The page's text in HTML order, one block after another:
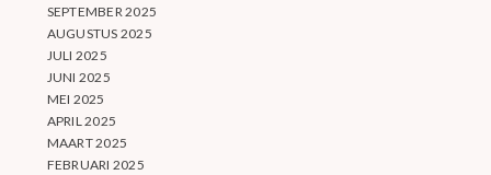
SEPTEMBER 2025
AUGUSTUS 2025
JULI 2025
JUNI 2025
MEI 2025
APRIL 2025
MAART 2025
FEBRUARI 2025